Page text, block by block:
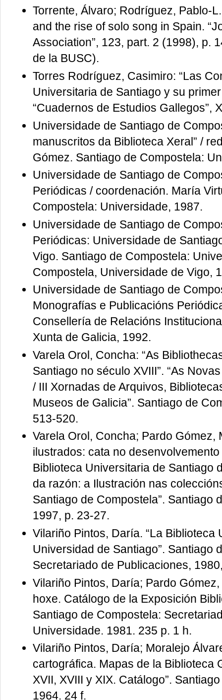
Torrente, Álvaro; Rodríguez, Pablo-
and the rise of solo song in Spain.
Association”, 123, part. 2 (1998), p.
de la BUSC).
Torres Rodríguez, Casimiro: “Las
Universitaria de Santiago y su
“Cuadernos de Estudios Gallegos”,
Universidade de Santiago de
manuscritos da Biblioteca Xeral” /
Gómez. Santiago de Compostela:
Universidade de Santiago de
Periódicas / coordenación. María
Compostela: Universidade, 1987.
Universidade de Santiago de
Periódicas: Universidade de
Vigo. Santiago de Compostela:
Compostela, Universidade de Vigo,
Universidade de Santiago de
Monografías e Publicacións
Consellería de Relacións
Xunta de Galicia, 1992.
Varela Orol, Concha: “As
Santiago no século XVIII”. “As
/ III Xornadas de Arquivos,
Museos de Galicia”. Santiago de
513-520.
Varela Orol, Concha; Pardo Gómez,
ilustrados: cata no
Biblioteca Universitaria de Santiago
da razón: a Ilustración nas
Santiago de Compostela”. Santiago
1997, p. 23-27.
Vilariño Pintos, Daría. “La Biblioteca
Universidad de Santiago”. Santiago
Secretariado de Publicaciones,
Vilariño Pintos, Daría; Pardo
hoxe. Catálogo de la Exposición
Santiago de Compostela:
Universidade. 1981. 235 p. 1 h.
Vilariño Pintos, Daría; Moralejo
cartográfica. Mapas de la Biblioteca
XVII, XVIII y XIX. Catálogo”.
1964. 24 f.